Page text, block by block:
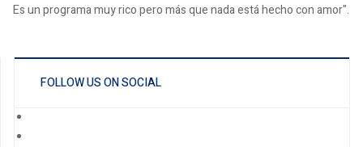
Es un programa muy rico pero más que nada está hecho con amor".
FOLLOW US ON SOCIAL